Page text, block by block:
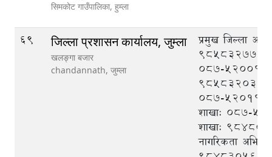
सिमकाेट गाउँपालिका, हुम्ला
69 जिल्ला प्रशासन कार्यालय, जुम्ला
खलङ्गा बजार
chandannath, जुम्ला
प्रमुख जिल्ला
०८७-५२००१२,
०८७-५२०११२,
शाखाः ०८७-
शाखाः
नागरिकता